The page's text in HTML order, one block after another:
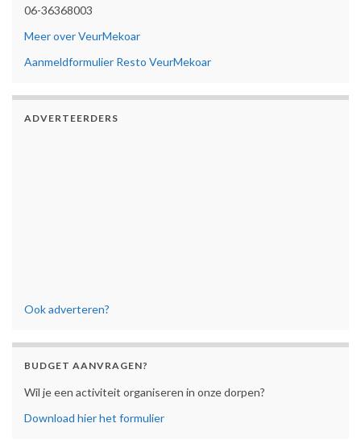
06-36368003
Meer over VeurMekoar
Aanmeldformulier Resto VeurMekoar
ADVERTEERDERS
Ook adverteren?
BUDGET AANVRAGEN?
Wil je een activiteit organiseren in onze dorpen?
Download hier het formulier